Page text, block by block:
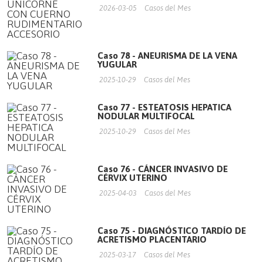
2026-03-05 Casos del Mes
Caso 78 - ANEURISMA DE LA VENA
YUGULAR
2025-10-29 Casos del Mes
Caso 77 - ESTEATOSIS HEPATICA
NODULAR MULTIFOCAL
2025-10-29 Casos del Mes
Caso 76 - CÁNCER INVASIVO DE
CÉRVIX UTERINO
2025-04-03 Casos del Mes
Caso 75 - DIAGNÓSTICO TARDÍO DE
ACRETISMO PLACENTARIO
2025-03-17 Casos del Mes